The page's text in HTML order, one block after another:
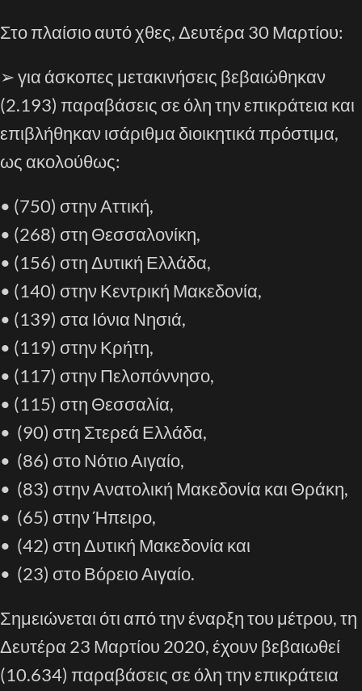
Στο πλαίσιο αυτό χθες,Δευτέρα 30 Μαρτίου:
➢για άσκοπες μετακινήσεις βεβαιώθηκαν
(2.193) παραβάσεις σε όλη την επικράτεια και
επιβλήθηκαν ισάριθμα διοικητικά πρόστιμα,
ως ακολούθως:
• (750) στην Αττική,
• (268) στη Θεσσαλονίκη,
• (156) στη Δυτική Ελλάδα,
• (140) στην Κεντρική Μακεδονία,
• (139) στα Ιόνια Νησιά,
• (119) στην Κρήτη,
• (117) στην Πελοπόννησο,
• (115) στη Θεσσαλία,
• (90) στη Στερεά Ελλάδα,
• (86) στο Νότιο Αιγαίο,
• (83) στην Ανατολική Μακεδονία και Θράκη,
• (65) στην Ήπειρο,
• (42) στη Δυτική Μακεδονία και
• (23) στο Βόρειο Αιγαίο.
Σημειώνεται ότι από την έναρξη του μέτρου,τη
Δευτέρα 23 Μαρτίου 2020,έχουν βεβαιωθεί
(10.634) παραβάσεις σε όλη την επικράτεια